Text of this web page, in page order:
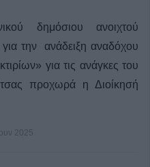
δημόσιου ανοιχτού
την ανάδειξη αναδόχου
για τις ανάγκες του
προχωρά η Διοίκησή
2025